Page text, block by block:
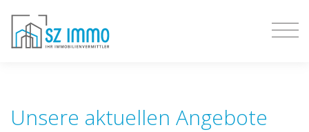
Unsere aktuellen Angebote